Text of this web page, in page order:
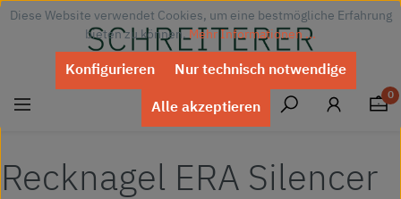
Zum Hauptinhalt springen
0
Recknagel ERA Silencer
Diese Website verwendet Cookies, um eine bestmögliche Erfahrung
bieten zu können.Mehr Informationen ...
Nur technisch notwendige
Konfigurieren
Alle akzeptieren